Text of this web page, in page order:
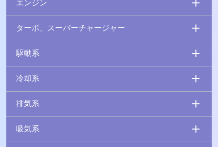
エンジン
ターボ、スーパーチャージャー
駆動系
冷却系
排気系
吸気系